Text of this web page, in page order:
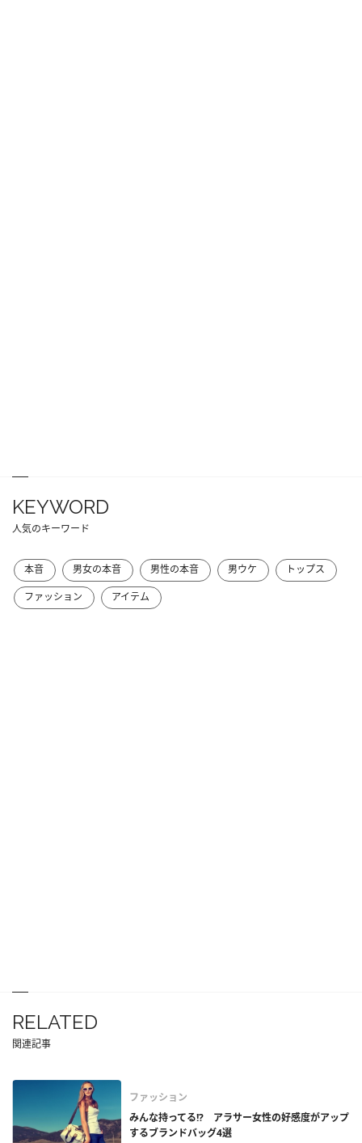
KEYWORD
人気のキーワード
本音 男女の本音 男性の本音 男ウケ
トップス
ファッション
アイテム
RELATED
関連記事
ファッション
みんな持ってる!? アラサー女性の好感度がアップ
するブランドバッグ4選